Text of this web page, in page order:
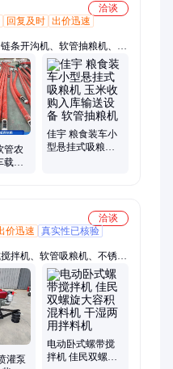
洽谈
回复及时 出价迅速
条开沟机、软管抽粮机、三
、碾米机、割晒机、药粉混
枝粉碎机、蔬菜精播机、开
镐油锤、不锈钢混合机、豆
犁地机、花生破碎机、覆膜
管农
载牛
佳宇 粮食装车小
型悬挂式吸粮机
洽谈
价迅速
真实性已核验
拌机、软管吸粮机、不锈钢
装袋机、精播机、四驱微耕
机、汽油镐、树枝粉碎机、
机、揉丝机、铡草粉碎机、
灌泵
电动卧式螺带搅
拌机 佳民双螺旋